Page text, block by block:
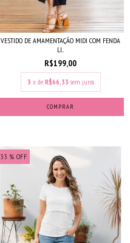
VESTIDO DE AMAMENTAÇÃO MIDI COM FENDA
LI...
R$199,00
3 x de R$66,33 sem juros
COMPRAR
33 % OFF